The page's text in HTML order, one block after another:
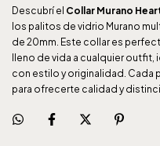
Descubrí el Collar Murano
los palitos de vidrio Murano
de 20mm. Este collar es
lleno de vida a cualquier
con estilo y originalidad. Cada
para ofrecerte calidad y